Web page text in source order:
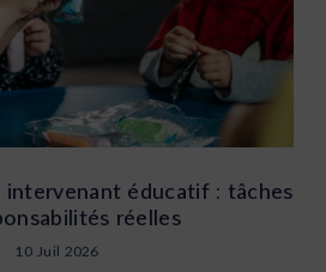
intervenant éducatif : tâches
réelles
10 Juil 2026